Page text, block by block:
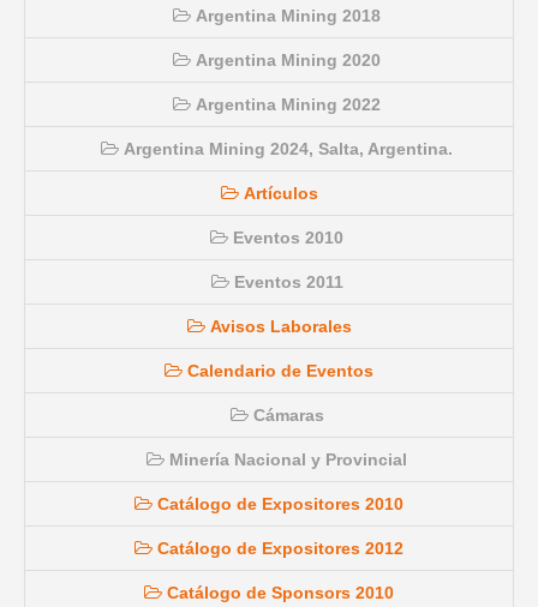
Argentina Mining 2018
Argentina Mining 2020
Argentina Mining 2022
Argentina Mining 2024, Salta, Argentina.
Artículos
Eventos 2010
Eventos 2011
Avisos Laborales
Calendario de Eventos
Cámaras
Minería Nacional y Provincial
Catálogo de Expositores 2010
Catálogo de Expositores 2012
Catálogo de Sponsors 2010